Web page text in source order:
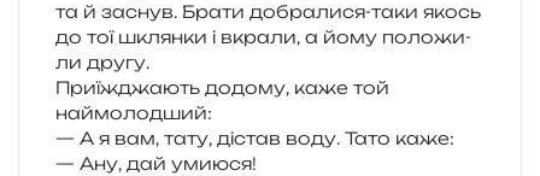
та й заснув. Брати добра­ли­ся-таки якось
до тої шклян­ки і вкра­ли, а йому поло­жи­
ли другу.
Приїжджають додо­му, каже той
наймолодший:
— А я вам, тату, дістав воду. Тато каже:
— Ану, дай умиюся!